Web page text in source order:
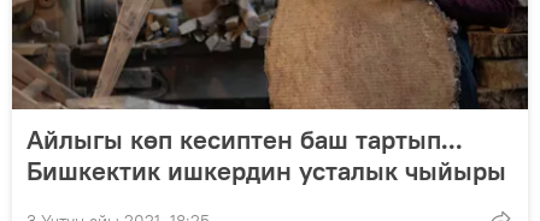
Айлыгы көп кесиптен баш тартып...
Бишкектик ишкердин усталык чыйыры